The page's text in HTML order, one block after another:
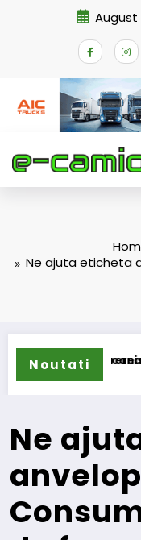
August
Ne ajuta eticheta
Noutati
permanent
deschiderii
Ne